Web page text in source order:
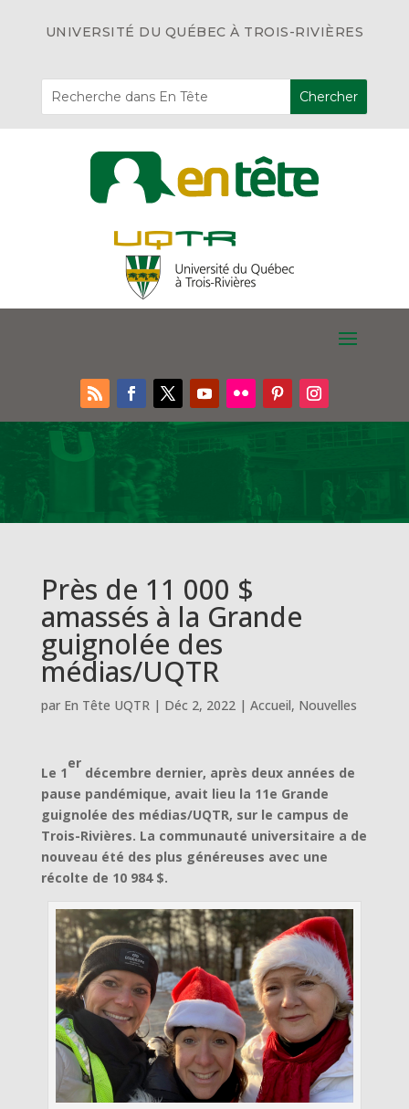
UNIVERSITÉ DU QUÉBEC À TROIS-RIVIÈRES
Près de 11 000 $
amassés à la Grande
guignolée des
médias/UQTR
par En Tête UQTR| Déc 2, 2022| Accueil, Nouvelles
Le 1
er
décembre dernier, après deux années de
pause pandémique, avait lieu la 11e Grande
guignolée des médias/UQTR, sur le campus de
Trois-Rivières. La communauté universitaire a de
nouveau été des plus généreuses avec une
récolte de 10 984 $.